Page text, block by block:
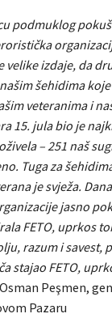
podmuklog
velike izdaje, da
šehidima
veteranima i
15. jula bio je
– 251 naš
Tuga za
je svježa.
jasno
FETO, uprkos
razum i savest,
stajao FETO,
Peşmen,
Pazaru